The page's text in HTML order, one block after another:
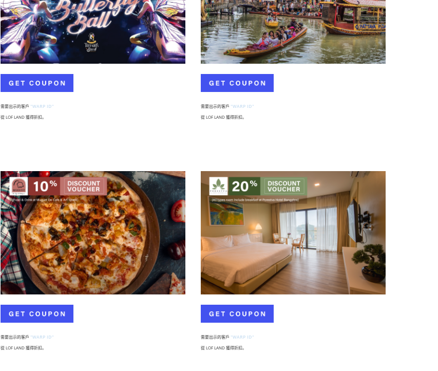
需要出示的客戶 "WARP ID"
從 LOF LAND 獲得折扣。
需要出示的客戶 "WARP ID"
從 LOF LAND 獲得折扣。
需要出示的客戶 "WARP ID"
從 LOF LAND 獲得折扣。
需要出示的客戶 "WARP ID"
從 LOF LAND 獲得折扣。